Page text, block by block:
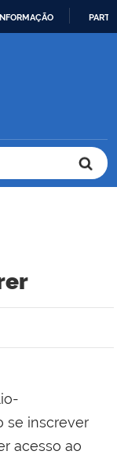
se inscrever
acesso ao